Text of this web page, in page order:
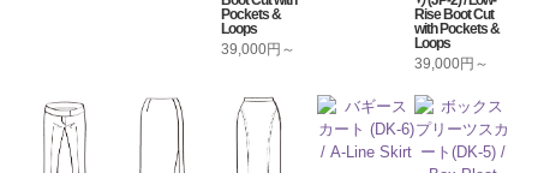
Pockets &
Loops
39,000円～
Rise Boot Cut
with Pockets &
Loops
39,000円～